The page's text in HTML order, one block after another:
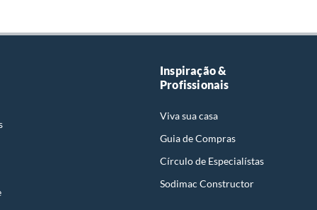
Inspiração &
Profissionais
Viva sua casa
Guia de Compras
Círculo de Especialístas
Sodimac Constructor